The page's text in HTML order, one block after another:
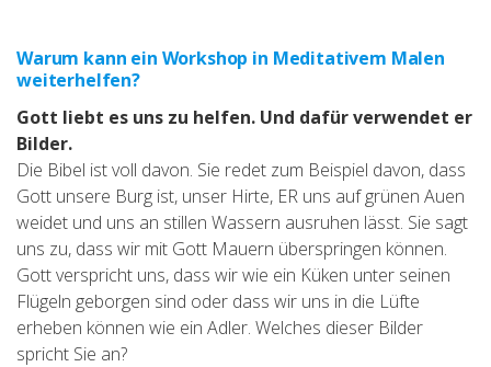
Warum kann ein Workshop in Meditativem Malen
weiterhelfen?
Gott liebt es uns zu helfen. Und dafür verwendet er
Bilder.
Die Bibel ist voll davon. Sie redet zum Beispiel davon, dass
Gott unsere Burg ist, unser Hirte, ER uns auf grünen Auen
weidet und uns an stillen Wassern ausruhen lässt. Sie sagt
uns zu, dass wir mit Gott Mauern überspringen können.
Gott verspricht uns, dass wir wie ein Küken unter seinen
Flügeln geborgen sind oder dass wir uns in die Lüfte
erheben können wie ein Adler. Welches dieser Bilder
spricht Sie an?